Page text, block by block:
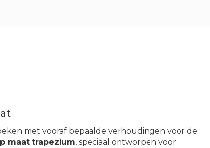
met vooraf bepaalde verhoudingen voor de
maat trapezium, speciaal ontworpen voor